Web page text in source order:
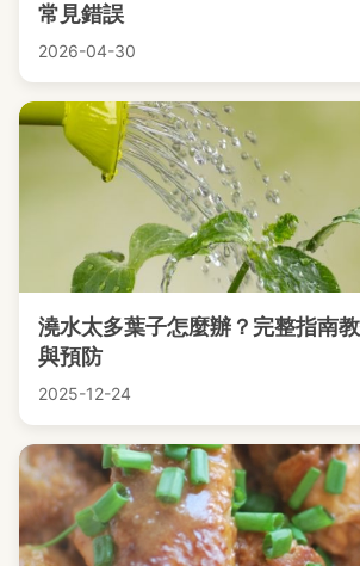
常見錯誤
2026-04-30
澆水太多葉子怎麼辦？完整指南
與預防
2025-12-24